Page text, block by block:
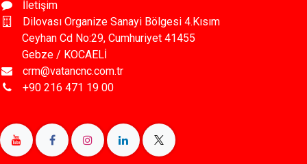
İletişim
Dilovası Organize Sanayi Bölgesi 4.Kısım
Ceyhan Cd No:29, Cumhuriyet 41455
Gebze / KOCAELİ
crm@vatancnc.com.tr
+90 216 471 19 00